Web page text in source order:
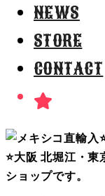
NEWS
STORE
CONTACT